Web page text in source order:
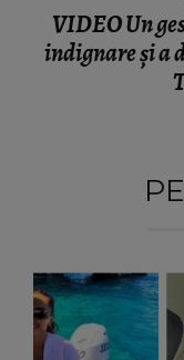
VIDEO Un
indignare și a